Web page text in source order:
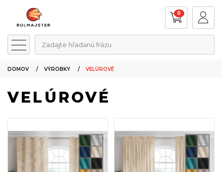
Zadajte hľadanú frázu
0
DOMOV VÝROBKY VELÚROVÉ
VELÚROVÉ